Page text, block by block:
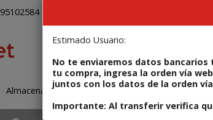
Estimado Usuario:
No te enviaremos datos
tu compra, ingresa la orden vía
juntos con los datos de la orden
Importante: Al transferir verifica
95102584
Almacenamiento HDD SSD